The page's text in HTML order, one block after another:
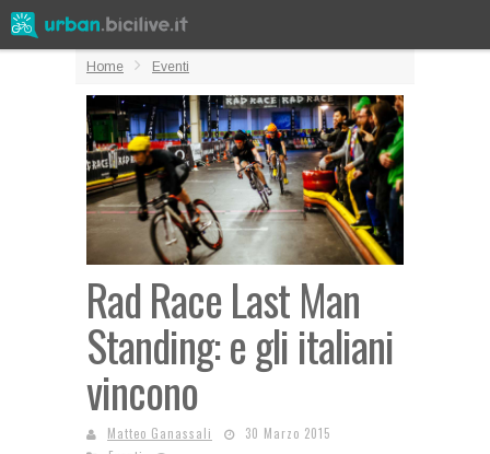
Home Eventi
Rad Race Last Man
Standing: e gli italiani
vincono
Matteo Ganassali
30 Marzo 2015